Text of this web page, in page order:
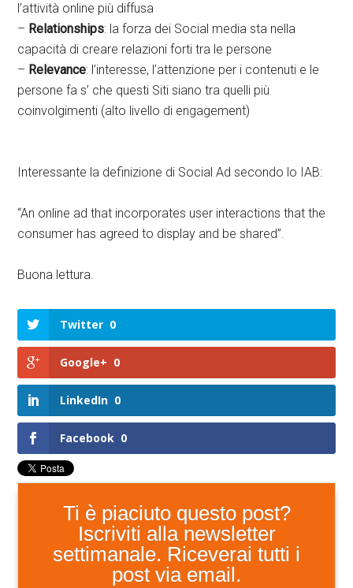
l’attività online più diffusa
– Relationships: la forza dei Social media sta nella
capacità di creare relazioni forti tra le persone
– Relevance: l’interesse, l’attenzione per i contenuti e le
persone fa s’ che questi Siti siano tra quelli più
coinvolgimenti (alto livello di engagement)
Interessante la definizione di Social Ad secondo lo IAB:
“An online ad that incorporates user interactions that the
consumer has agreed to display and be shared”.
Buona lettura.
Twitter 0
Google+ 0
LinkedIn 0
Facebook 0
Ti è piaciuto questo post?
Iscriviti alla newsletter
settimanale. Riceverai tutti i
post via email.